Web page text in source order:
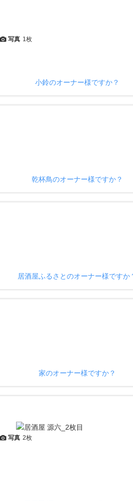
写真 1枚
小鈴のオーナー様ですか？
乾杯鳥のオーナー様ですか？
居酒屋ふるさとのオーナー様ですか
家のオーナー様ですか？
写真 2枚